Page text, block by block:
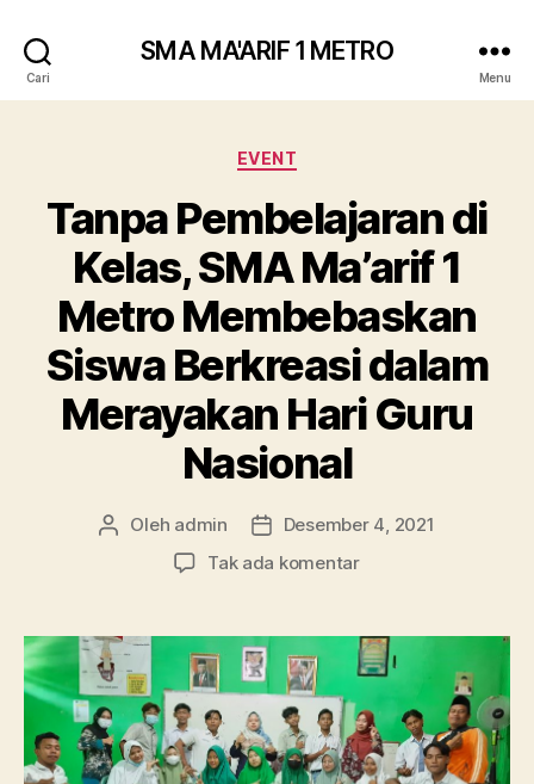
Cari
SMA MA'ARIF 1 METRO
Menu
Kategori
EVENT
Tanpa Pembelajaran di
Kelas, SMA Ma’arif 1
Metro Membebaskan
Siswa Berkreasi dalam
Merayakan Hari Guru
Nasional
Penulis
Oleh admin
Tanggal
artikel
Desember 4, 2021
Tak ada komentarpada
di
Kelas,
Ma’arif
1
Metro